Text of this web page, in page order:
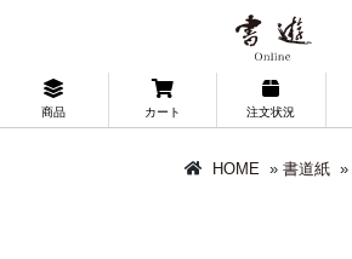
商品 カート 注文状況
HOME » 書道紙 »